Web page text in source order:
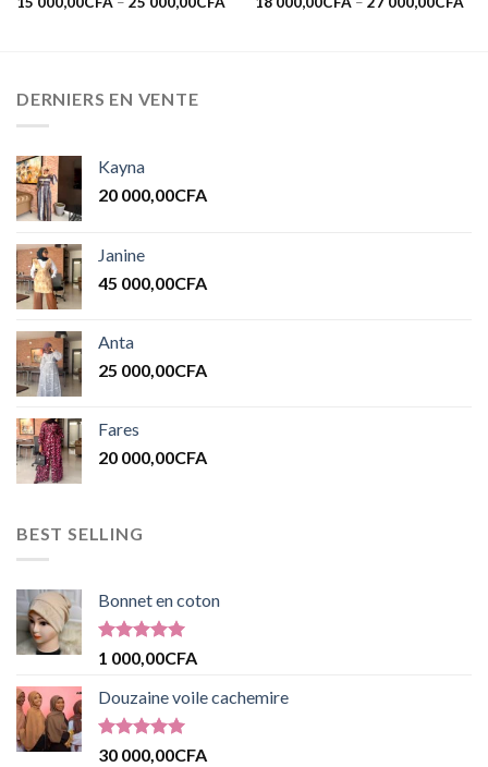
DERNIERS EN VENTE
Kayna
20 000,00CFA
Janine
45 000,00CFA
Anta
25 000,00CFA
Fares
20 000,00CFA
BEST SELLING
Bonnet en coton
Note 5.00
1 000,00CFA
Douzaine voile cachemire
Note5.00
30 000,00CFA